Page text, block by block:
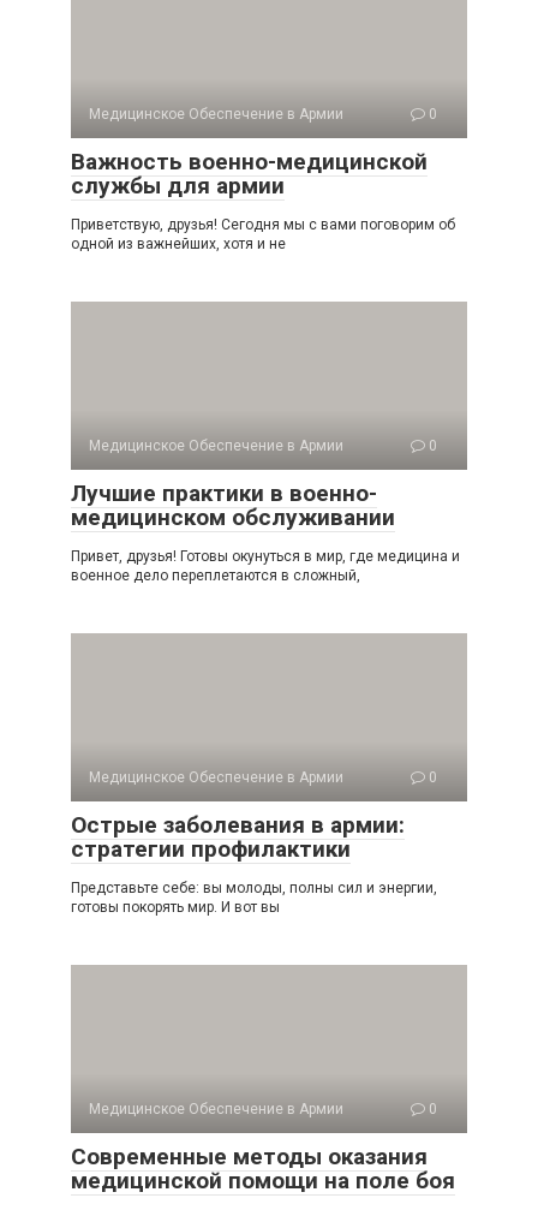
Медицинское Обеспечение в Армии 0
Важность военно-медицинской
службы для армии
Приветствую, друзья! Сегодня мы с вами поговорим об
одной из важнейших, хотя и не
Медицинское Обеспечение в Армии 0
Лучшие практики в военно-
медицинском обслуживании
Привет, друзья! Готовы окунуться в мир, где медицина и
военное дело переплетаются в сложный,
Медицинское Обеспечение в Армии 0
Острые заболевания в армии:
стратегии профилактики
Представьте себе: вы молоды, полны сил и энергии,
готовы покорять мир. И вот вы
Медицинское Обеспечение в Армии 0
Современные методы оказания
медицинской помощи на поле боя